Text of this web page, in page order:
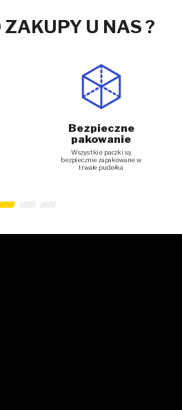
ZAKUPY U NAS ?
Bezpieczne
pakowanie
Wszystkie paczki są
bezpiecznie zapakowane w
trwałe pudełka